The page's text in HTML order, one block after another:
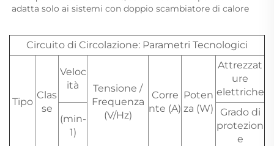
adatta solo ai sistemi con doppio scambiatore di calore
Circuito di Circolazione: Parametri Tecnologici
Tipo
Clas
se
Veloc
ità
Tensione /
Frequenza
(V/Hz)
Corre
nte (A)
Poten
za (W)
Attrezzat
ure
elettriche
(min-
1)
Grado di
protezion
e